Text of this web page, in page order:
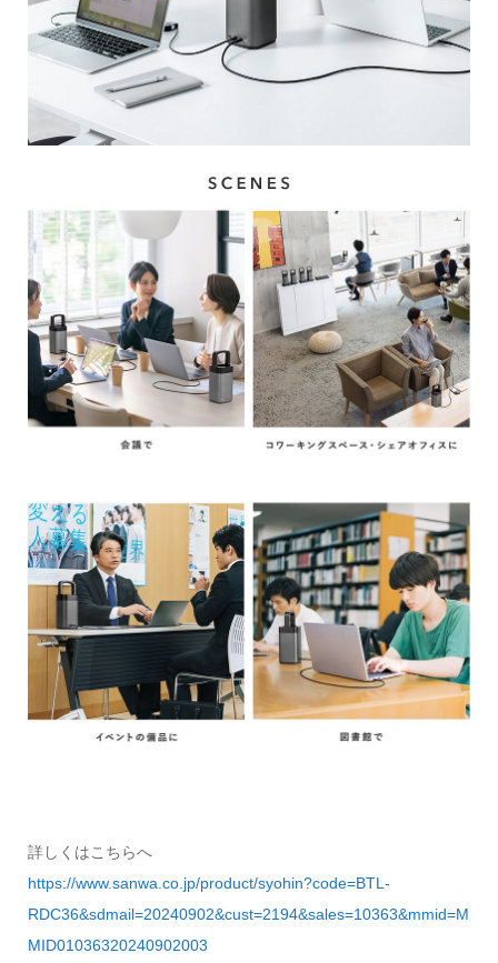
詳しくはこちらへ
https://www.sanwa.co.jp/product/syohin?code=BTL-
RDC36&sdmail=20240902&cust=2194&sales=10363&mmid=M
MID01036320240902003